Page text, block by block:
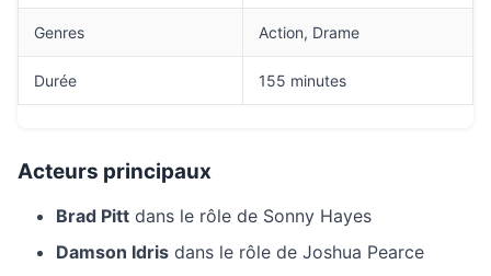
Genres Action, Drame
Durée 155 minutes
Acteurs principaux
Brad Pitt dans le rôle de Sonny Hayes
Damson Idris dans le rôle de Joshua Pearce